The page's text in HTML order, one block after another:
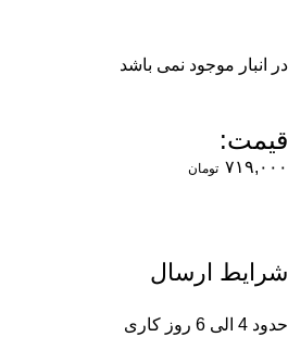
در انبار موجود نمی باشد
قیمت:
۷۱۹,۰۰۰ تومان
شرایط ارسال
حدود 4 الی 6 روز کاری